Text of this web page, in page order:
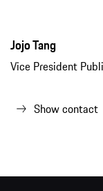
Jojo Tang
Vice President
Show contact